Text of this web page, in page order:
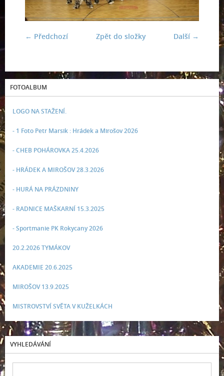
← Předchozí Další →
Zpět do složky
FOTOALBUM
LOGO NA STAŽENÍ.
- 1 Foto Petr Marsik : Hrádek a Mirošov 2026
- CHEB POHÁROVKA 25.4.2026
- HRÁDEK A MIROŠOV 28.3.2026
- HURÁ NA PRÁZDNINY
- RADNICE MAŠKARNÍ 15.3.2025
- Sportmanie PK Rokycany 2026
20.2.2026 TYMÁKOV
AKADEMIE 20.6.2025
MIROŠOV 13.9.2025
MISTROVSTVÍ SVĚTA V KUŽELKÁCH
VYHLEDÁVÁNÍ